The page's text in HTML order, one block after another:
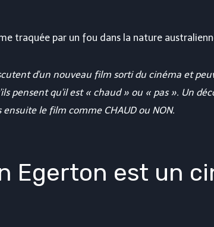
traquée par un fou dans la nature
d'un nouveau film sorti du cinéma et
pensent qu'il est « chaud » ou « pas ». Un
le film comme CHAUD ou NON.
Egerton est un